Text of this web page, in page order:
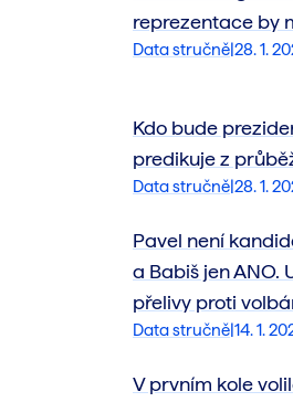
Data stručně|28. 1.
reprezentace by
Data stručně|28. 1.
Kdo bude
predikuje z
Data stručně|14. 1.
Pavel není
a Babiš jen ANO.
přelivy proti
V prvním kole